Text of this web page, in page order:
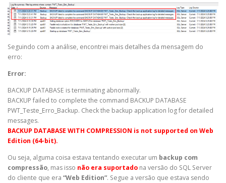
Seguindo com a análise, encontrei mais detalhes da mensagem do
erro:
Error:
BACKUP DATABASE is terminating abnormally.
BACKUP failed to complete the command BACKUP DATABASE
PWT_Teste_Erro_Backup. Check the backup application log for detailed
messages.
BACKUP DATABASE WITH COMPRESSION is not supported on Web
Edition (64-bit).
Ou seja, alguma coisa estava tentando executar um backup com
compressão, mas isso não era suportado na versão do SQL Server
do cliente que era “Web Edition”. Segue a versão que estava sendo